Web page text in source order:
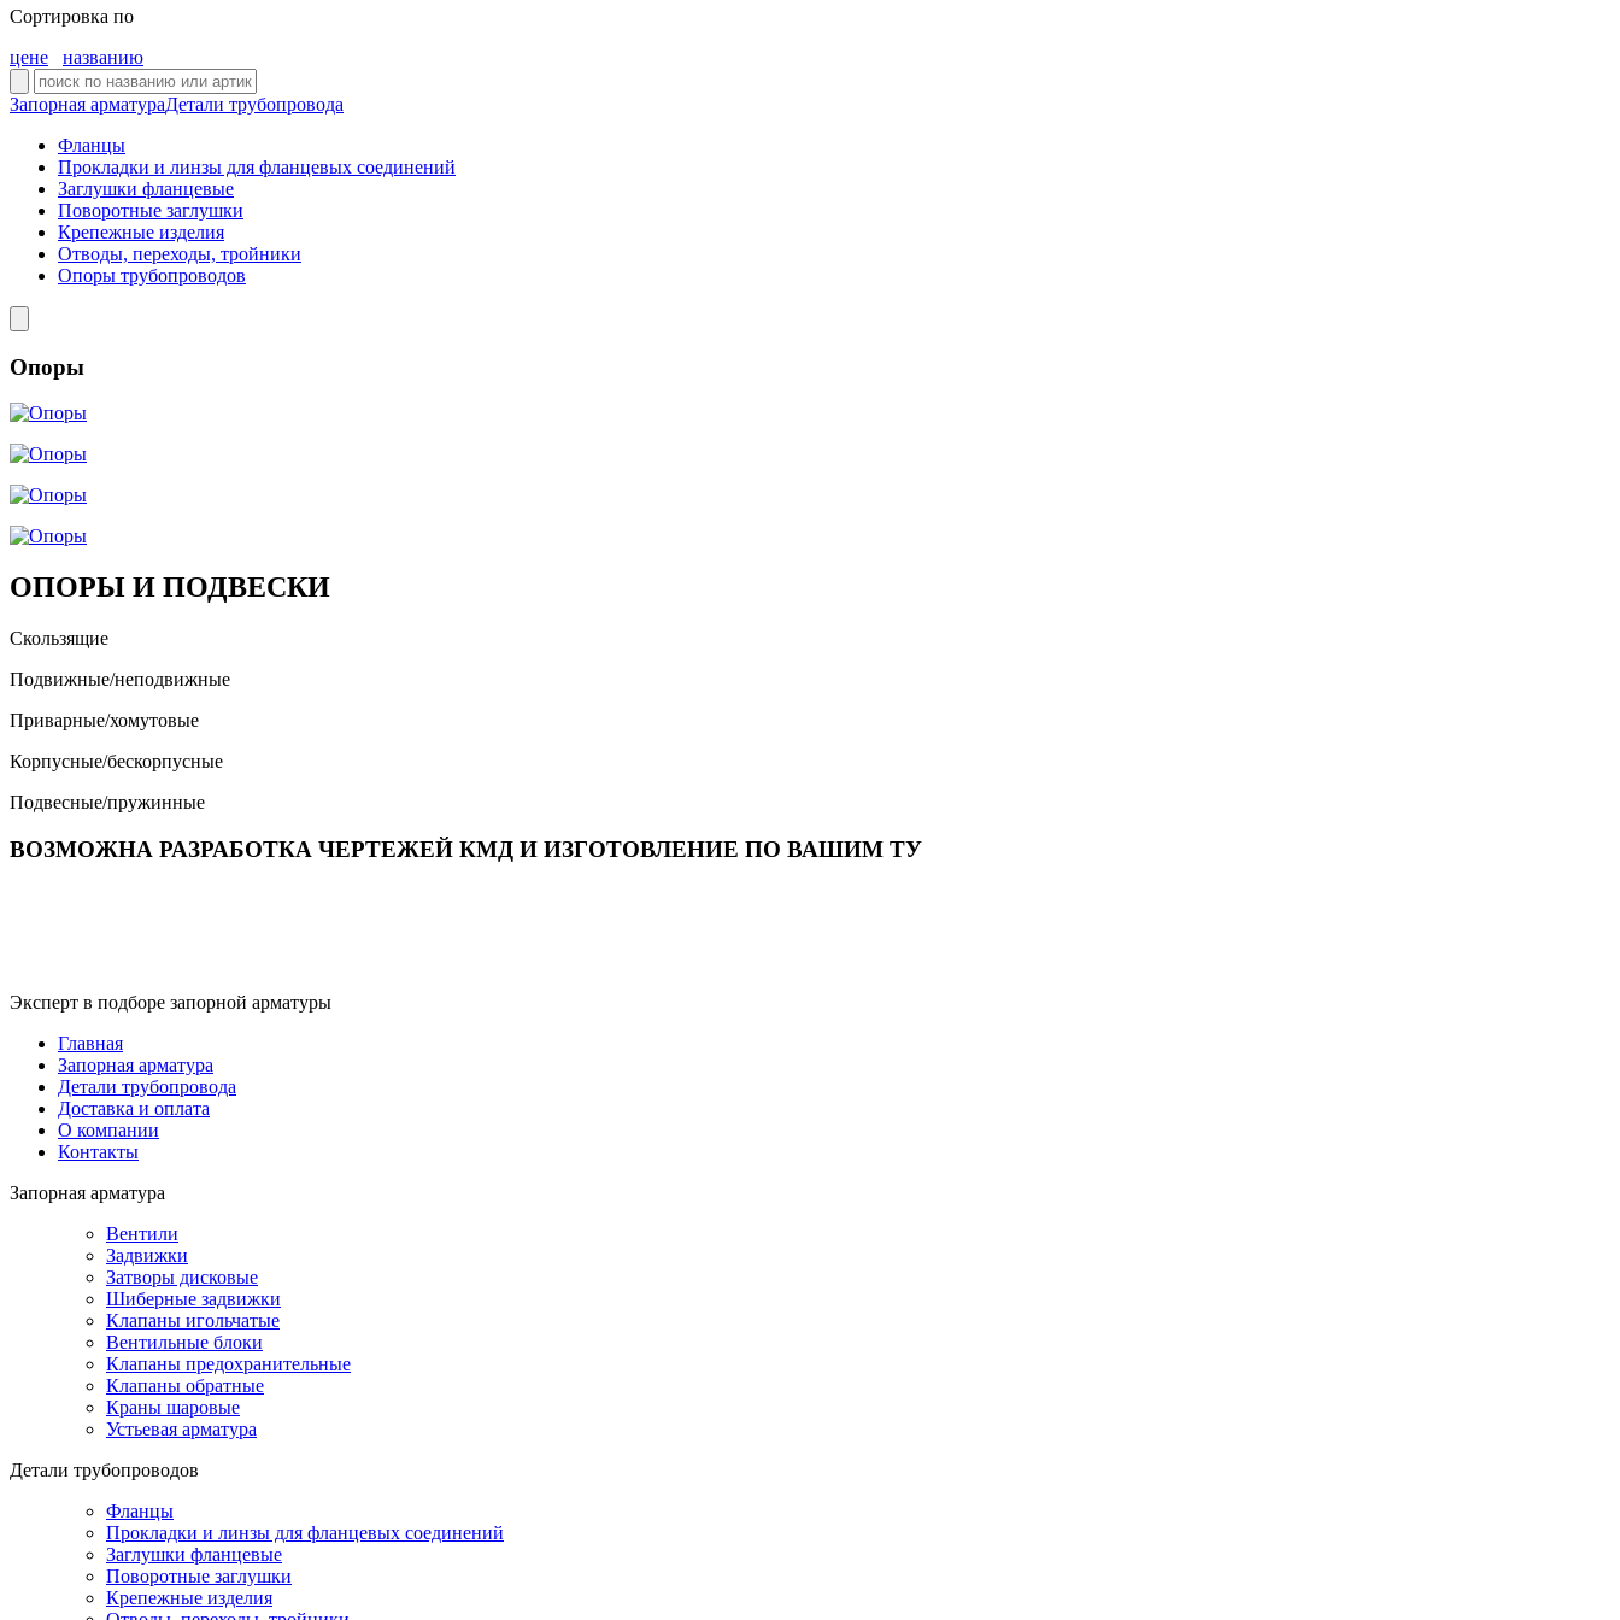
Сортировка по
цене
названию
Запорная арматураДетали трубопровода
Фланцы
Прокладки и линзы для фланцевых соединений
Заглушки фланцевые
Поворотные заглушки
Крепежные изделия
Отводы, переходы, тройники
Опоры трубопроводов
Опоры
ОПОРЫ И ПОДВЕСКИ
Скользящие
Подвижные/неподвижные
Приварные/хомутовые
Корпусные/бескорпусные
Подвесные/пружинные
ВОЗМОЖНА РАЗРАБОТКА ЧЕРТЕЖЕЙ КМД И ИЗГОТОВЛЕНИЕ ПО ВАШИМ ТУ
Эксперт в подборе запорной арматуры
Главная
Запорная арматура
Детали трубопровода
Доставка и оплата
О компании
Контакты
Запорная арматура
Вентили
Задвижки
Затворы дисковые
Шиберные задвижки
Клапаны игольчатые
Вентильные блоки
Клапаны предохранительные
Клапаны обратные
Краны шаровые
Устьевая арматура
Детали трубопроводов
Фланцы
Прокладки и линзы для фланцевых соединений
Заглушки фланцевые
Поворотные заглушки
Крепежные изделия